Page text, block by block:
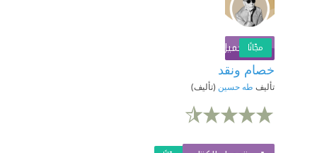
تحميل الكتابمجّانًا
خصام ونقد
تأليف طه حسين (تأليف)